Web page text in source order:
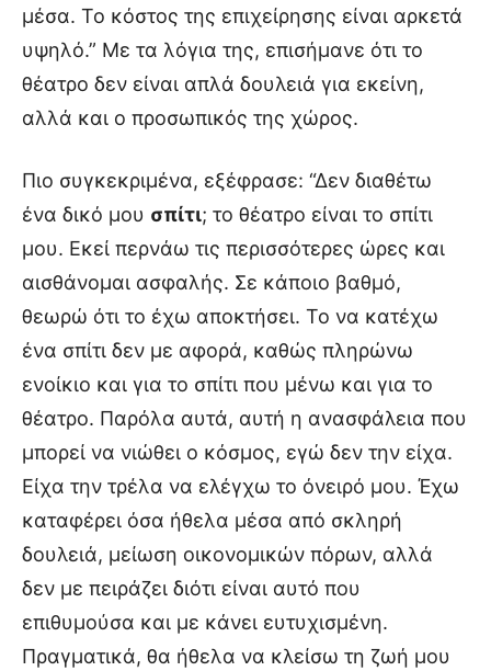
μέσα. Το κόστος της επιχείρησης είναι αρκετά
υψηλό.” Με τα λόγια της, επισήμανε ότι το
θέατρο δεν είναι απλά δουλειά για εκείνη,
αλλά και ο προσωπικός της χώρος.
Πιο συγκεκριμένα, εξέφρασε: “Δεν διαθέτω
ένα δικό μου σπίτι; το θέατρο είναι το σπίτι
μου. Εκεί περνάω τις περισσότερες ώρες και
αισθάνομαι ασφαλής. Σε κάποιο βαθμό,
θεωρώ ότι το έχω αποκτήσει. Το να κατέχω
ένα σπίτι δεν με αφορά, καθώς πληρώνω
ενοίκιο και για το σπίτι που μένω και για το
θέατρο. Παρόλα αυτά, αυτή η ανασφάλεια που
μπορεί να νιώθει ο κόσμος, εγώ δεν την είχα.
Είχα την τρέλα να ελέγχω το όνειρό μου. Έχω
καταφέρει όσα ήθελα μέσα από σκληρή
δουλειά, μείωση οικονομικών πόρων, αλλά
δεν με πειράζει διότι είναι αυτό που
επιθυμούσα και με κάνει ευτυχισμένη.
Πραγματικά, θα ήθελα να κλείσω τη ζωή μου